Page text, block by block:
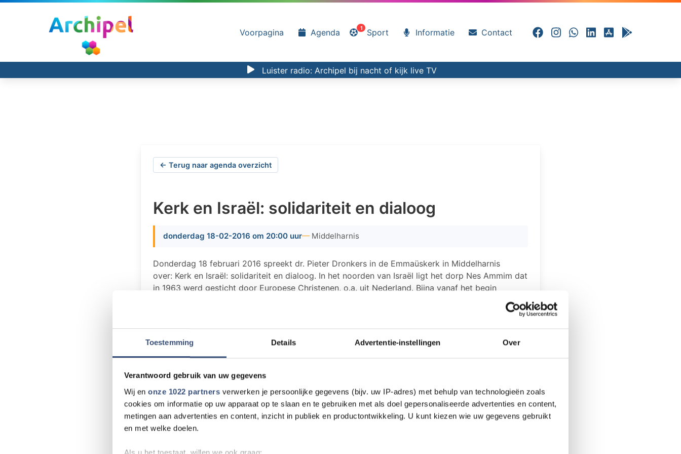
Toestemming Details Advertentie-instellingen Over
Verantwoord gebruik van uw gegevens
Wij en onze 1022 partners verwerken je persoonlijke gegevens (bijv. uw IP-adres) met behulp van technologieën zoals
cookies om informatie op uw apparaat op te slaan en te gebruiken met als doel gepersonaliseerde advertenties en content,
metingen aan advertenties en content, inzicht in publiek en productontwikkeling. U kunt kiezen wie uw gegevens gebruikt
en met welke doelen.
Als u het toestaat, willen we ook graag:
Voorpagina Agenda 1 Sport Informatie Contact
Luister radio: Archipel bij nacht of kijk live TV
← Terug naar agenda overzicht
Kerk en Israël: solidariteit en dialoog
donderdag 18-02-2016 om 20:00 uur Middelharnis
Donderdag 18 februari 2016 spreekt dr. Pieter Dronkers in de Emmaüskerk in Middelharnis
over: Kerk en Israël: solidariteit en dialoog. In het noorden van Israël ligt het dorp Nes Ammim dat
in 1963 werd gesticht door Europese Christenen, o.a. uit Nederland. Bijna vanaf het begin
steunen Nederlandse kerken dit project als een teken van betrokkenheid met Israël. Eén van de
februari 2016 zal hij aan de hand van de geschiedenis van Nes Ammim een beeld
schetsen van de verhouding tussen de kerken en Israël. Uiteindelijk komt de vraag aan
Palestijnse gebieden vorm kunnen geven.
Hartelijk welkom donderdag 18 februari om 20:00 uur in de Emmaüskerk.